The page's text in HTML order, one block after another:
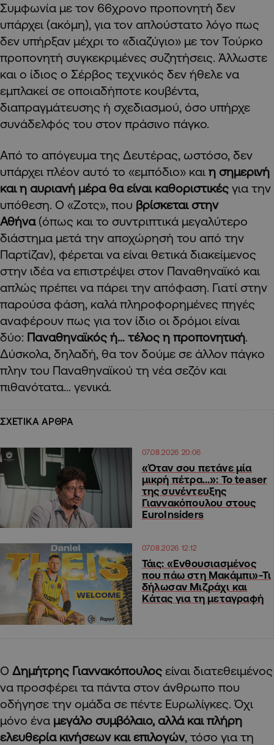
Συμφωνία με τον 66χρονο προπονητή δεν
υπάρχει (ακόμη), για τον απλούστατο λόγο πως
δεν υπήρξαν μέχρι το «διαζύγιο» με τον Τούρκο
προπονητή συγκεκριμένες συζητήσεις. Άλλωστε
και ο ίδιος ο Σέρβος τεχνικός δεν ήθελε να
εμπλακεί σε οποιαδήποτε κουβέντα,
διαπραγμάτευσης ή σχεδιασμού, όσο υπήρχε
συνάδελφός του στον πράσινο πάγκο.
Από το απόγευμα της Δευτέρας, ωστόσο, δεν
υπάρχει πλέον αυτό το «εμπόδιο» και η σημερινή
και η αυριανή μέρα θα είναι καθοριστικές για την
υπόθεση. Ο «Ζοτς», που βρίσκεται στην
Αθήνα(όπως και το συντριπτικά μεγαλύτερο
διάστημα μετά την αποχώρησή του από την
Παρτίζαν), φέρεται να είναι θετικά διακείμενος
στην ιδέα να επιστρέψει στον Παναθηναϊκό και
απλώς πρέπει να πάρει την απόφαση. Γιατί στην
παρούσα φάση, καλά πληροφορημένες πηγές
αναφέρουν πως για τον ίδιο οι δρόμοι είναι
δύο: Παναθηναϊκός ή… τέλος η προπονητική.
Δύσκολα, δηλαδή, θα τον δούμε σε άλλον πάγκο
πλην του Παναθηναϊκού τη νέα σεζόν και
πιθανότατα… γενικά.
ΣΧΕΤΙΚΑ ΑΡΘΡΑ
07.08.2026 20:06
«Όταν σου πετάνε μία
μικρή πέτρα…»: Το teaser
της συνέντευξης
Γιαννακόπουλου στους
EuroInsiders
07.08.2026 12:12
Τάις: «Ενθουσιασμένος
που πάω στη Μακάμπι»-Τι
δήλωσαν Μιζράχι και
Κάτας για τη μεταγραφή
Ο Δημήτρης Γιαννακόπουλος είναι διατεθειμένος
να προσφέρει τα πάντα στον άνθρωπο που
οδήγησε την ομάδα σε πέντε Ευρωλίγκες. Όχι
μόνο ένα μεγάλο συμβόλαιο, αλλά και πλήρη
ελευθερία κινήσεων και επιλογών, τόσο για τη